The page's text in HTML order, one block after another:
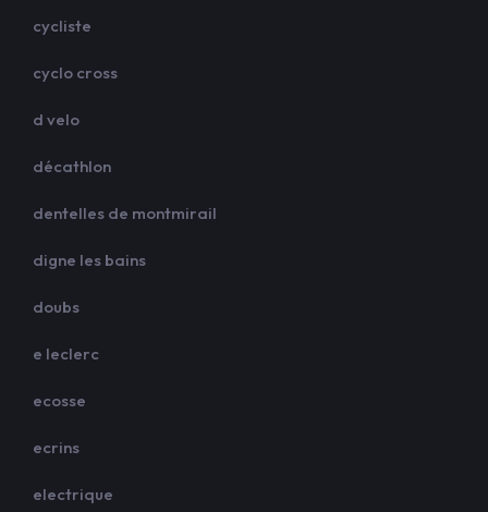
cycliste
cyclo cross
d velo
décathlon
dentelles de montmirail
digne les bains
doubs
e leclerc
ecosse
ecrins
electrique